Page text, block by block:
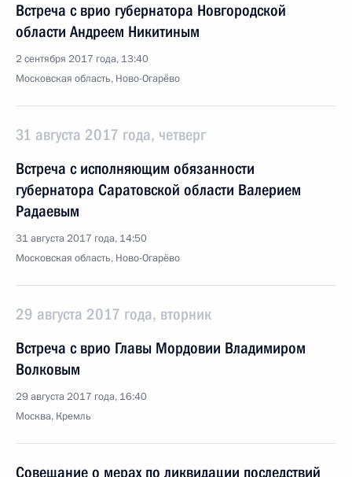
Встреча с врио губернатора Новгородской
области Андреем Никитиным
2 сентября 2017 года, 13:40
Московская область, Ново-Огарёво
31 августа 2017 года, четверг
Встреча с исполняющим обязанности
губернатора Саратовской области Валерием
Радаевым
31 августа 2017 года, 14:50
Московская область, Ново-Огарёво
29 августа 2017 года, вторник
Встреча с врио Главы Мордовии Владимиром
Волковым
29 августа 2017 года, 16:40
Москва, Кремль
Совещание о мерах по ликвидации последствий